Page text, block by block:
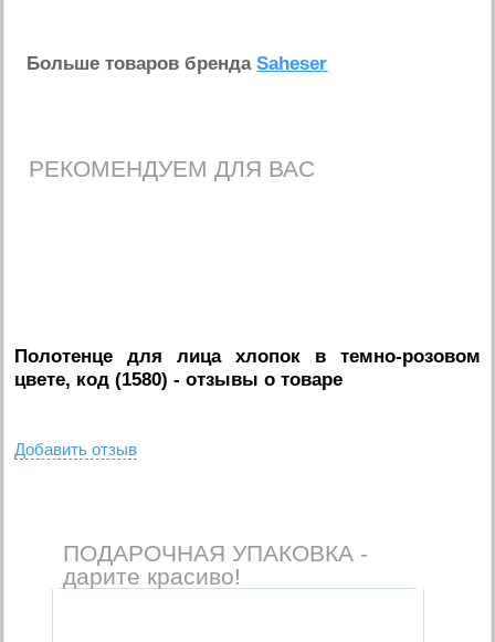
Больше товаров брендаSaheser
РЕКОМЕНДУЕМ ДЛЯ ВАС
Полотенце для лица хлопок в темно-розовом
цвете, код (1580) - отзывы о товаре
Добавить отзыв
ПОДАРОЧНАЯ УПАКОВКА -
дарите красиво!